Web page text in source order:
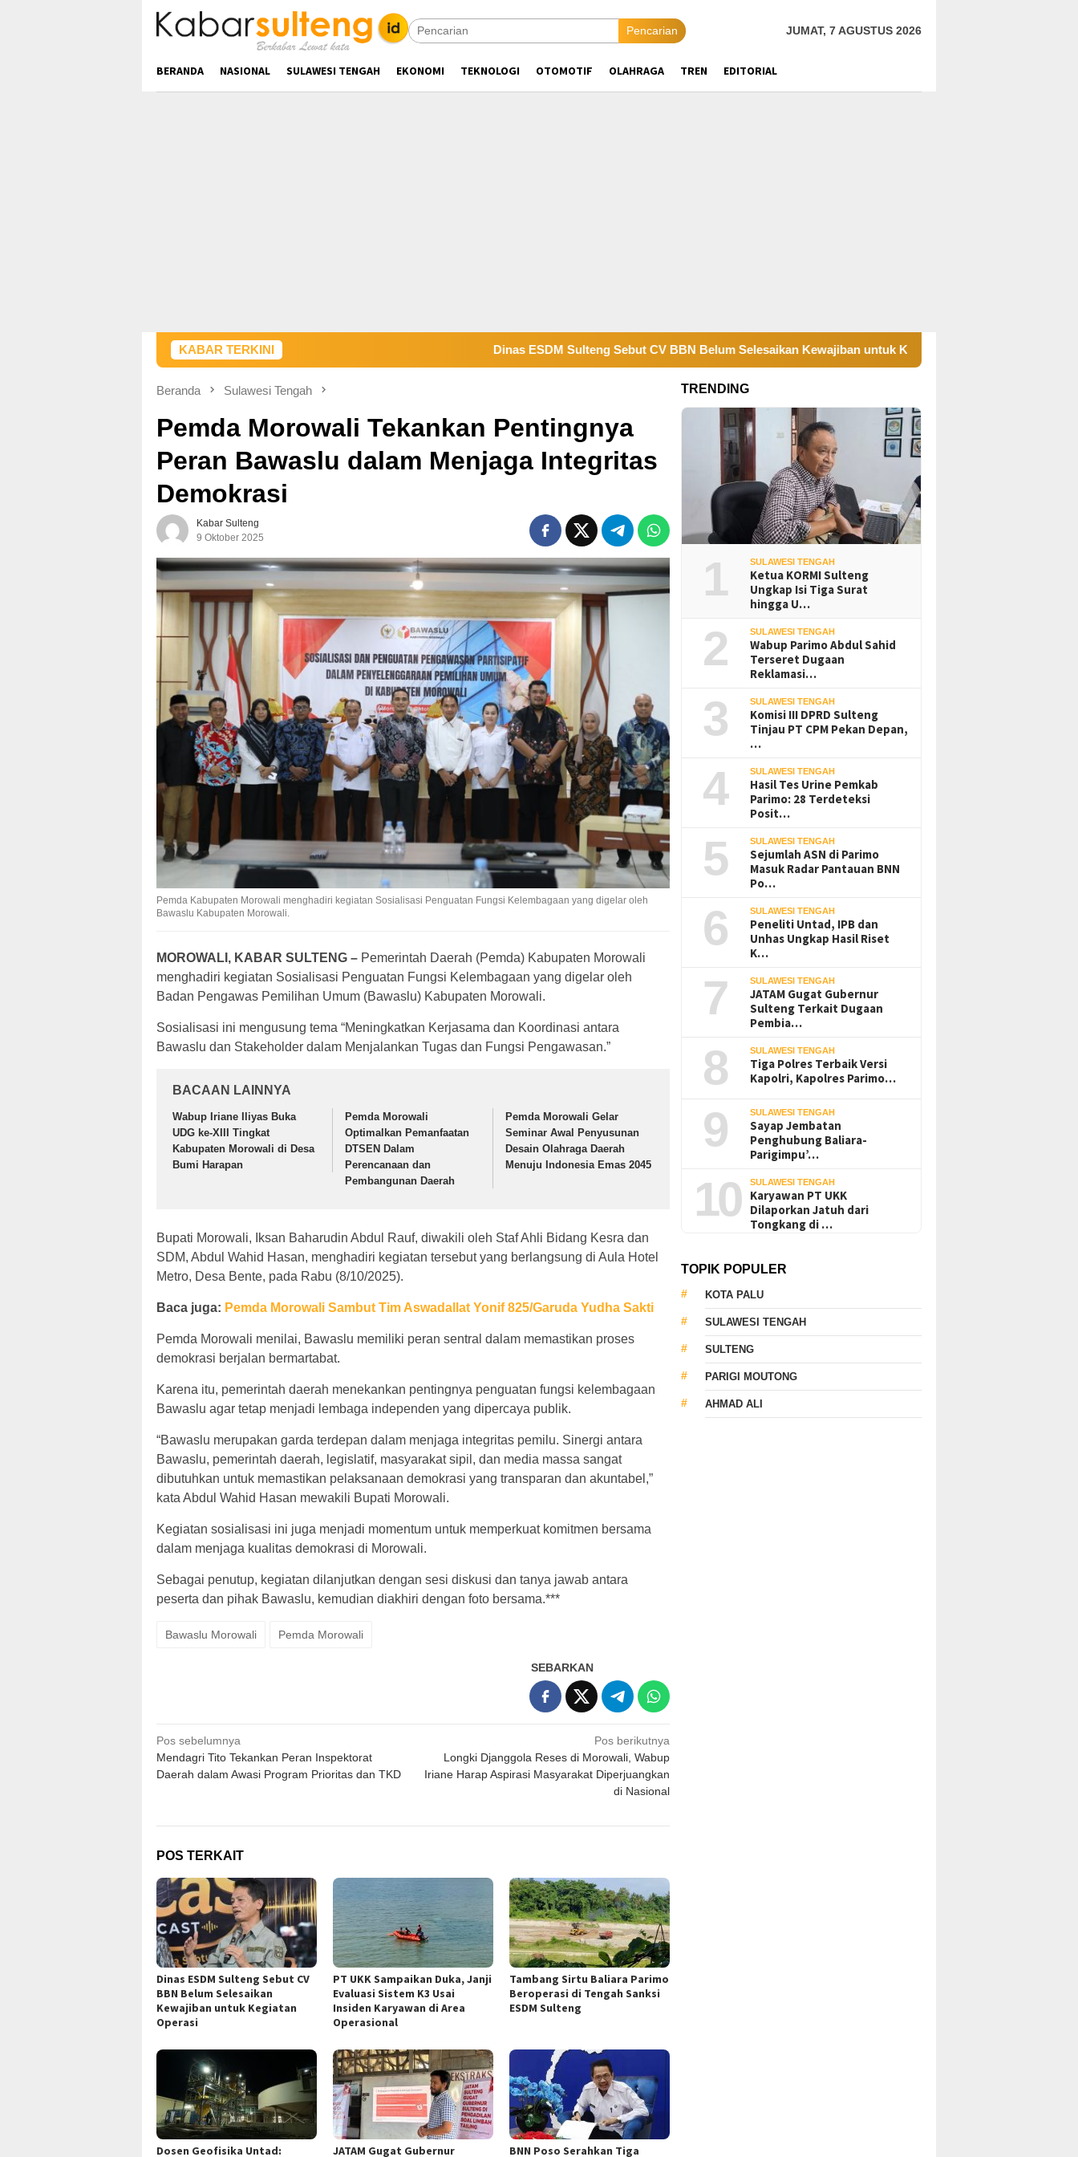
Pencarian JUMAT, 7 AGUSTUS 2026
BERANDA NASIONAL SULAWESI TENGAH EKONOMI TEKNOLOGI OTOMOTIF OLAHRAGA TREN EDITORIAL
KABAR TERKINI Dinas ESDM Sulteng Sebut CV BBN Belum Selesaikan Kewajiban untuk Kegiatan Operasi
Beranda Sulawesi Tengah
Pemda Morowali Tekankan Pentingnya
Peran Bawaslu dalam Menjaga Integritas
Demokrasi
Kabar Sulteng
9 Oktober 2025
Pemda Kabupaten Morowali menghadiri kegiatan Sosialisasi Penguatan Fungsi Kelembagaan yang digelar oleh
Bawaslu Kabupaten Morowali.
MOROWALI, KABAR SULTENG – Pemerintah Daerah (Pemda) Kabupaten Morowali
menghadiri kegiatan Sosialisasi Penguatan Fungsi Kelembagaan yang digelar oleh
Badan Pengawas Pemilihan Umum (Bawaslu) Kabupaten Morowali.
Sosialisasi ini mengusung tema “Meningkatkan Kerjasama dan Koordinasi antara
Bawaslu dan Stakeholder dalam Menjalankan Tugas dan Fungsi Pengawasan.”
BACAAN LAINNYA
Wabup Iriane Iliyas Buka
UDG ke-XIII Tingkat
Kabupaten Morowali di Desa
Bumi Harapan
Pemda Morowali
Optimalkan Pemanfaatan
DTSEN Dalam
Perencanaan dan
Pembangunan Daerah
Pemda Morowali Gelar
Seminar Awal Penyusunan
Desain Olahraga Daerah
Menuju Indonesia Emas 2045
Bupati Morowali, Iksan Baharudin Abdul Rauf, diwakili oleh Staf Ahli Bidang Kesra dan
SDM, Abdul Wahid Hasan, menghadiri kegiatan tersebut yang berlangsung di Aula Hotel
Metro, Desa Bente, pada Rabu (8/10/2025).
Baca juga: Pemda Morowali Sambut Tim Aswadallat Yonif 825/Garuda Yudha Sakti
Pemda Morowali menilai, Bawaslu memiliki peran sentral dalam memastikan proses
demokrasi berjalan bermartabat.
Karena itu, pemerintah daerah menekankan pentingnya penguatan fungsi kelembagaan
Bawaslu agar tetap menjadi lembaga independen yang dipercaya publik.
“Bawaslu merupakan garda terdepan dalam menjaga integritas pemilu. Sinergi antara
Bawaslu, pemerintah daerah, legislatif, masyarakat sipil, dan media massa sangat
dibutuhkan untuk memastikan pelaksanaan demokrasi yang transparan dan akuntabel,”
kata Abdul Wahid Hasan mewakili Bupati Morowali.
Kegiatan sosialisasi ini juga menjadi momentum untuk memperkuat komitmen bersama
dalam menjaga kualitas demokrasi di Morowali.
Sebagai penutup, kegiatan dilanjutkan dengan sesi diskusi dan tanya jawab antara
peserta dan pihak Bawaslu, kemudian diakhiri dengan foto bersama.***
Bawaslu Morowali Pemda Morowali
SEBARKAN
Navigasi
pos
Pos sebelumnya
Mendagri Tito Tekankan Peran Inspektorat
Daerah dalam Awasi Program Prioritas dan TKD
Pos berikutnya
Longki Djanggola Reses di Morowali, Wabup
Iriane Harap Aspirasi Masyarakat Diperjuangkan
di Nasional
POS TERKAIT
Dinas ESDM Sulteng Sebut CV
BBN Belum Selesaikan
Kewajiban untuk Kegiatan
Operasi
PT UKK Sampaikan Duka, Janji
Evaluasi Sistem K3 Usai
Insiden Karyawan di Area
Operasional
Tambang Sirtu Baliara Parimo
Beroperasi di Tengah Sanksi
ESDM Sulteng
Dosen Geofisika Untad: JATAM Gugat Gubernur BNN Poso Serahkan Tiga
TRENDING
1 SULAWESI TENGAH
Ketua KORMI Sulteng
Ungkap Isi Tiga Surat
hingga U…
2 SULAWESI TENGAH
Wabup Parimo Abdul Sahid
Terseret Dugaan
Reklamasi…
3 SULAWESI TENGAH
Komisi III DPRD Sulteng
Tinjau PT CPM Pekan Depan,
…
4 SULAWESI TENGAH
Hasil Tes Urine Pemkab
Parimo: 28 Terdeteksi
Posit…
5 SULAWESI TENGAH
Sejumlah ASN di Parimo
Masuk Radar Pantauan BNN
Po…
6 SULAWESI TENGAH
Peneliti Untad, IPB dan
Unhas Ungkap Hasil Riset
K…
7 SULAWESI TENGAH
JATAM Gugat Gubernur
Sulteng Terkait Dugaan
Pembia…
8 SULAWESI TENGAH
Tiga Polres Terbaik Versi
Kapolri, Kapolres Parimo…
9 SULAWESI TENGAH
Sayap Jembatan
Penghubung Baliara-
Parigimpu’…
10 SULAWESI TENGAH
Karyawan PT UKK
Dilaporkan Jatuh dari
Tongkang di …
TOPIK POPULER
KOTA PALU
SULAWESI TENGAH
SULTENG
PARIGI MOUTONG
AHMAD ALI